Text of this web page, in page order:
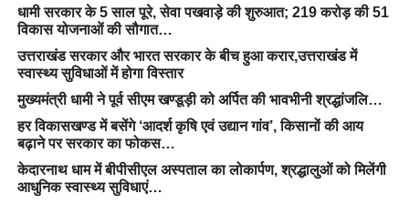
धामी सरकार के 5 साल पूरे, सेवा पखवाड़े की शुरुआत; 219 करोड़ की 51
विकास योजनाओं की सौगात…
उत्तराखंड सरकार और भारत सरकार के बीच हुआ करार,उत्तराखंड में
स्वास्थ्य सुविधाओं में होगा विस्तार
मुख्यमंत्री धामी ने पूर्व सीएम खण्डूड़ी को अर्पित की भावभीनी श्रद्धांजलि…
हर विकासखण्ड में बसेंगे ‘आदर्श कृषि एवं उद्यान गांव’, किसानों की आय
बढ़ाने पर सरकार का फोकस…
केदारनाथ धाम में बीपीसीएल अस्पताल का लोकार्पण, श्रद्धालुओं को मिलेंगी
आधुनिक स्वास्थ्य सुविधाएं…